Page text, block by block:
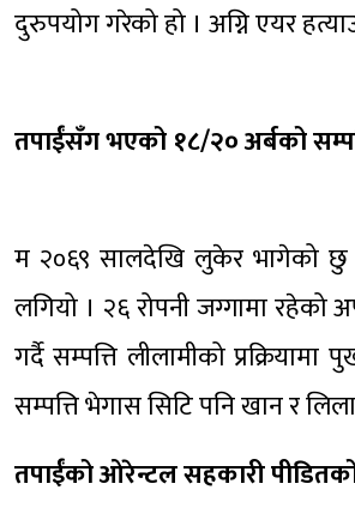
दुरुपयोग गरेको हो । अग्नि एयर
तपाईंसँग भएको १८/२० अर्बको
म २०६९ सालदेखि लुकेर भागेको छु ।
लगियो । २६ रोपनी जग्गामा रहेको
गर्दै सम्पत्ति लीलामीको
सम्पत्ति भेगास सिटि पनि खान र
तपाईंको ओरेन्टल सहकारी